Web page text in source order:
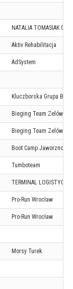
NATALIA TOMASIAK
Aktiv Rehabilitacja
AdSystem
Kluczborska Grupa
Bieging Team Zelów
Bieging Team Zelów
Boot Camp Jaworzno
Tumboteam
TERMINAL
Pro-Run Wrocław
Pro-Run Wrocław
Morsy Turek